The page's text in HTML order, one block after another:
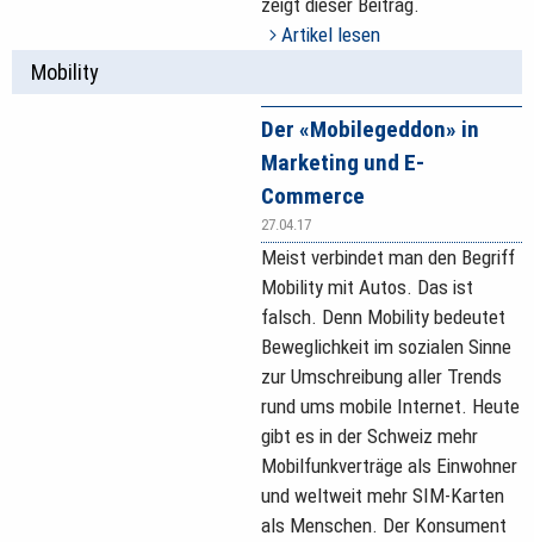
zeigt dieser Beitrag.
Artikel lesen
Mobility
Der «Mobilegeddon» in
Marketing und E-
Commerce
27.04.17
Meist verbindet man den Begriff
Mobility mit Autos. Das ist
falsch. Denn Mobility bedeutet
Beweglichkeit im sozialen Sinne
zur Umschreibung aller Trends
rund ums mobile Internet. Heute
gibt es in der Schweiz mehr
Mobilfunkverträge als Einwohner
und weltweit mehr SIM-Karten
als Menschen. Der Konsument